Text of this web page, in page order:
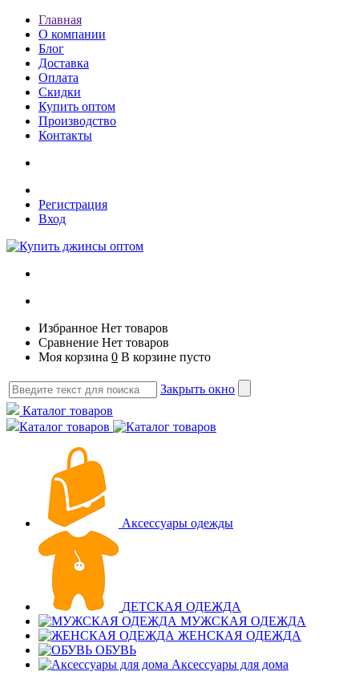
Главная
О компании
Блог
Доставка
Оплата
Скидки
Купить оптом
Производство
Контакты
Регистрация
Вход
Избранное Нет товаров
Сравнение Нет товаров
Моя корзина 0 В корзине пусто
Закрыть окно
Каталог товаров
Каталог товаров
Аксессуары одежды
ДЕТСКАЯ ОДЕЖДА
МУЖСКАЯ ОДЕЖДА
ЖЕНСКАЯ ОДЕЖДА
ОБУВЬ
Аксессуары для дома